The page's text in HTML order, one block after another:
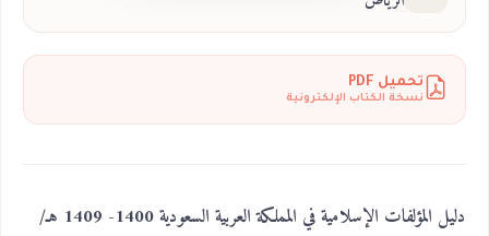
تحميل PDF
نسخة الكتاب الإلكترونية
دليل المؤلفات الإسلامية في المملكة العربية السعودية 1400- 1409 هـ/